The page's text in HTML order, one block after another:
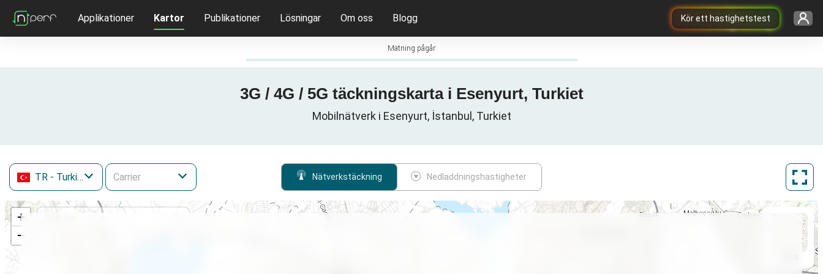
Kör ett hastighetstest
Applikationer Kartor Publikationer Lösningar Om oss Blogg
Mätning pågår
3G / 4G / 5G täckningskarta i Esenyurt, Turkiet
Mobilnätverk i Esenyurt, İstanbul, Turkiet
TR - Turkiet Nätverkstäckning Nedladdningshastigheter
+
−